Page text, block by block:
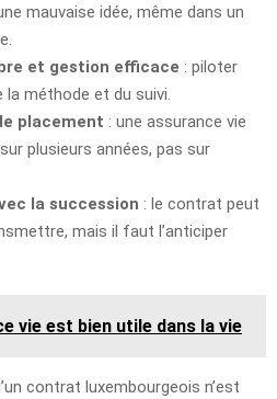
mauvaise idée, même dans un
et gestion efficace : piloter
méthode et du suivi.
placement : une assurance vie
plusieurs années, pas sur
la succession : le contrat peut
mais il faut l’anticiper
vie est bien utile dans la vie
contrat luxembourgeois n’est